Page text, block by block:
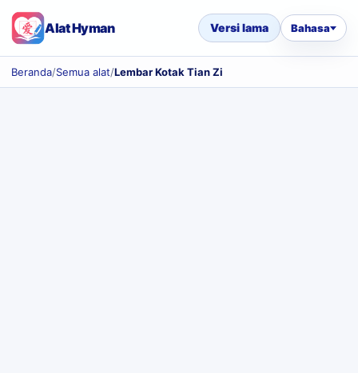
Alat Hyman Versi lama Bahasa
Beranda/Semua alat/Lembar Kotak Tian Zi